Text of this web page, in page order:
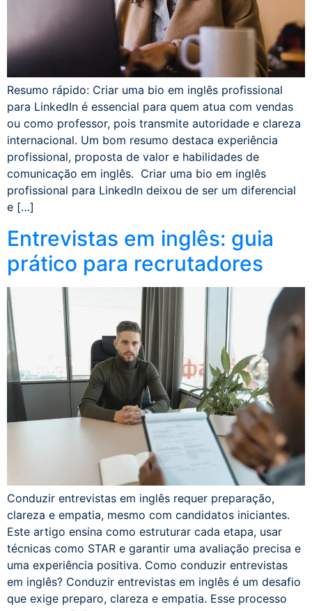
Resumo rápido: Criar uma bio em inglês profissional
para LinkedIn é essencial para quem atua com vendas
ou como professor, pois transmite autoridade e clareza
internacional. Um bom resumo destaca experiência
profissional, proposta de valor e habilidades de
comunicação em inglês. Criar uma bio em inglês
profissional para LinkedIn deixou de ser um diferencial
e […]
Entrevistas em inglês: guia
prático para recrutadores
Conduzir entrevistas em inglês requer preparação,
clareza e empatia, mesmo com candidatos iniciantes.
Este artigo ensina como estruturar cada etapa, usar
técnicas como STAR e garantir uma avaliação precisa e
uma experiência positiva. Como conduzir entrevistas
em inglês? Conduzir entrevistas em inglês é um desafio
que exige preparo, clareza e empatia. Esse processo